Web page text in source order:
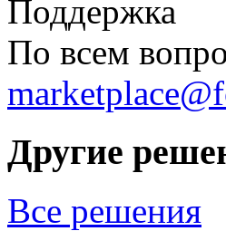
Поддержка
По всем
Другие
Все решения